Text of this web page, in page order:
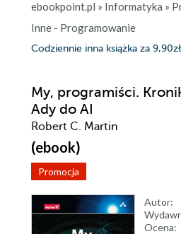
ebookpoint.pl » Informatyka »
Inne - Programowanie
Codziennie inna książka za 9,90zł
My, programiści.
Ady do AI
Robert C. Martin
(ebook)
Promocja
Autor:
Ocena: